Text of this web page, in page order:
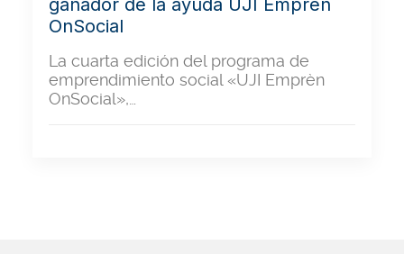
OnSocial
La cuarta edición del programa de
emprendimiento social «UJI Emprèn
OnSocial»,…